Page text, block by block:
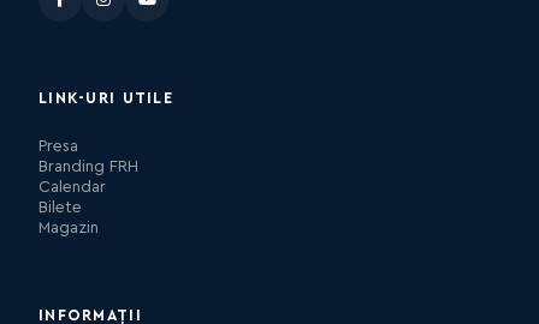
LINK-URI UTILE
Presa
Branding FRH
Calendar
Bilete
Magazin
INFORMAȚII